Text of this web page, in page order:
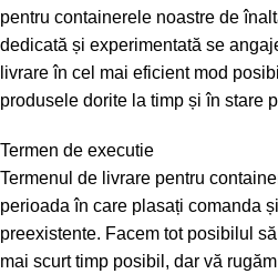
pentru containerele noastre de
dedicată și experimentată se
livrare în cel mai eficient mod
produsele dorite la timp și în stare
Termen de executie
Termenul de livrare pentru
perioada în care plasați comanda
preexistente. Facem tot posibilul
mai scurt timp posibil, dar vă